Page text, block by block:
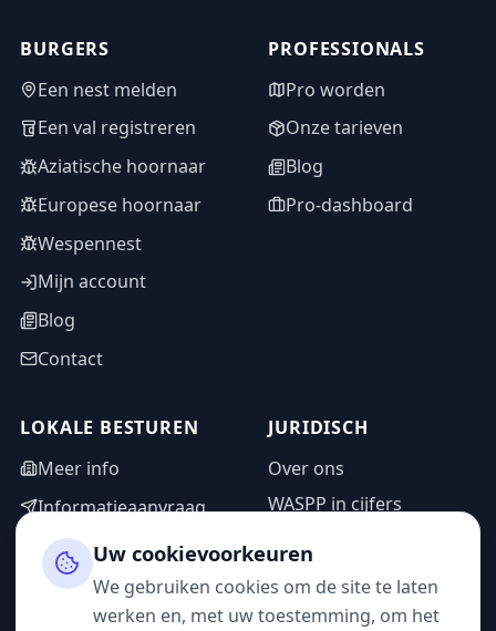
BURGERS
Een nest melden
Een val registreren
Aziatische hoornaar
Europese hoornaar
Wespennest
Mijn account
Blog
Contact
PROFESSIONALS
Pro worden
Onze tarieven
Blog
Pro-dashboard
LOKALE BESTUREN
Meer info
Informatieaanvraag
Adminzone
JURIDISCH
Over ons
WASPP in cijfers
Privacybeleid
Gebruiksvoorwaarden
Uw cookievoorkeuren
We gebruiken cookies om de site te laten
werken en, met uw toestemming, om het